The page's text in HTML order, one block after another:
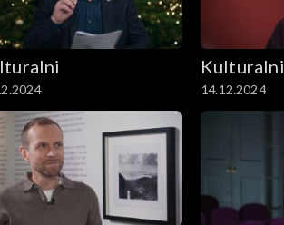
Kulturalni
14.12.2024